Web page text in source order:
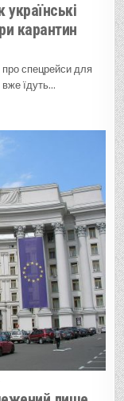
карантин
спецрейси для
вже їдуть…